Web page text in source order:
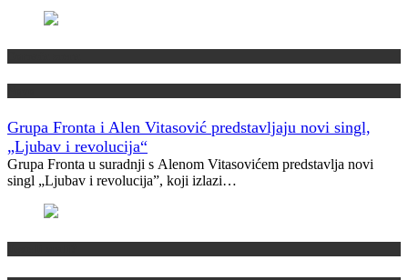
Grupa Fronta i Alen Vitasović predstavljaju novi singl,
„Ljubav i revolucija“
Grupa Fronta u suradnji s Alenom Vitasovićem predstavlja novi
singl „Ljubav i revolucija”, koji izlazi…